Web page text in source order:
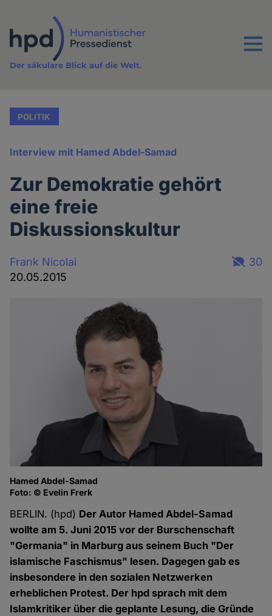
Inhalt
Menu
Der säkulare Blick auf die Welt.
POLITIK
Interview mit Hamed Abdel-Samad
Zur Demokratie gehört
eine freie
Diskussionskultur
Frank Nicolai
20.05.2015
30
Hamed Abdel-Samad
Foto: © Evelin Frerk
BERLIN. (hpd) Der Autor Hamed Abdel-Samad
wollte am 5. Juni 2015 vor der Burschenschaft
"Germania" in Marburg aus seinem Buch "Der
islamische Faschismus" lesen. Dagegen gab es
insbesondere in den sozialen Netzwerken
erheblichen Protest. Der hpd sprach mit dem
Islamkritiker über die geplante Lesung, die Gründe